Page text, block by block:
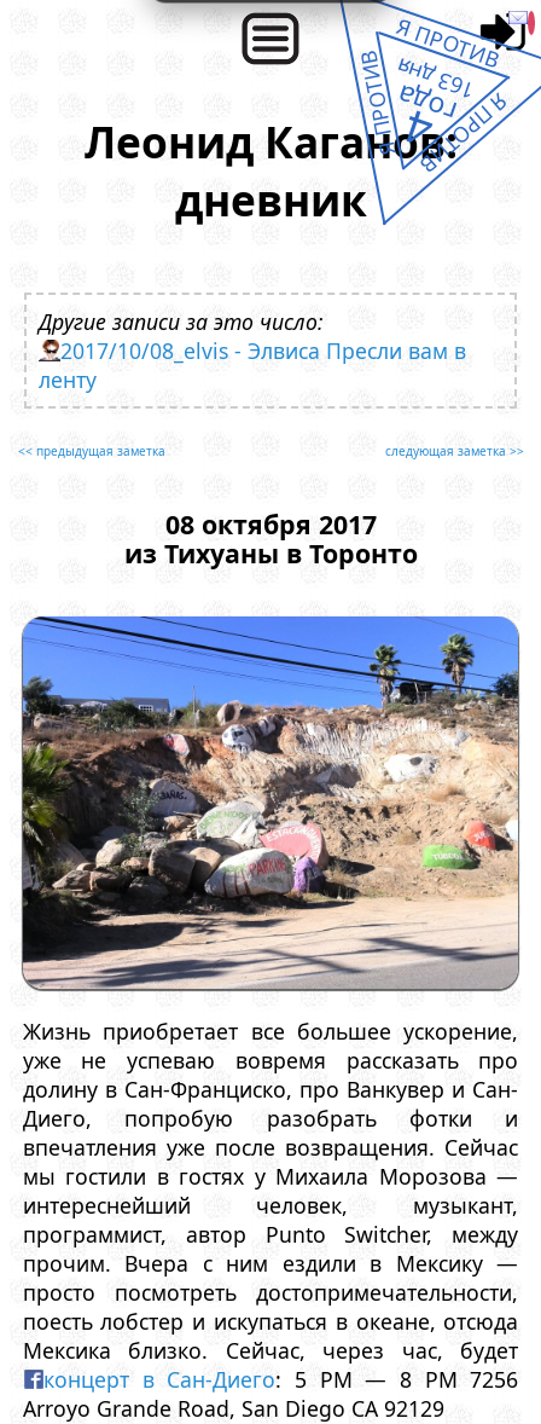
Леонид Каганов:
дневник
Другие записи за это число:
2017/10/08_elvis - Элвиса Пресли вам в
ленту
<< предыдущая заметка следующая заметка >>
08 октября 2017
из Тихуаны в Торонто
Жизнь приобретает все большее ускорение,
уже не успеваю вовремя рассказать про
долину в Сан-Франциско, про Ванкувер и Сан-
Диего, попробую разобрать фотки и
впечатления уже после возвращения. Сейчас
мы гостили в гостях у Михаила Морозова —
интереснейший человек, музыкант,
программист, автор Punto Switcher, между
прочим. Вчера с ним ездили в Мексику —
просто посмотреть достопримечательности,
поесть лобстер и искупаться в океане, отсюда
Мексика близко. Сейчас, через час, будет
концерт в Сан-Диего: 5 PM — 8 PM 7256
Arroyo Grande Road, San Diego CA 92129
Я ПРОТИВ
Я ПРОТИВ
Я ПРОТИВ
4
года
163 дня